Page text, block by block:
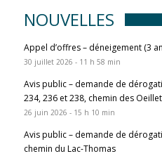
NOUVELLES
Appel d’offres – déneigement (3
30 juillet 2026 - 11 h 58 min
Avis public – demande de
234, 236 et 238, chemin des
26 juin 2026 - 15 h 10 min
Avis public – demande de
chemin du Lac-Thomas